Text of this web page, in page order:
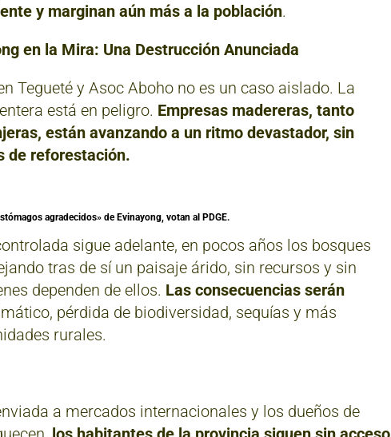
y marginan aún más a la población.
en la Mira: Una Destrucción Anunciada
Tegueté y Asoc Aboho no es un caso aislado. La
está en peligro. Empresas madereras, tanto
están avanzando a un ritmo devastador, sin
de reforestación.
agradecidos» de Evinayong, votan al PDGE.
sigue adelante, en pocos años los bosques
tras de sí un paisaje árido, sin recursos y sin
dependen de ellos. Las consecuencias serán
pérdida de biodiversidad, sequías y más
rurales.
a mercados internacionales y los dueños de